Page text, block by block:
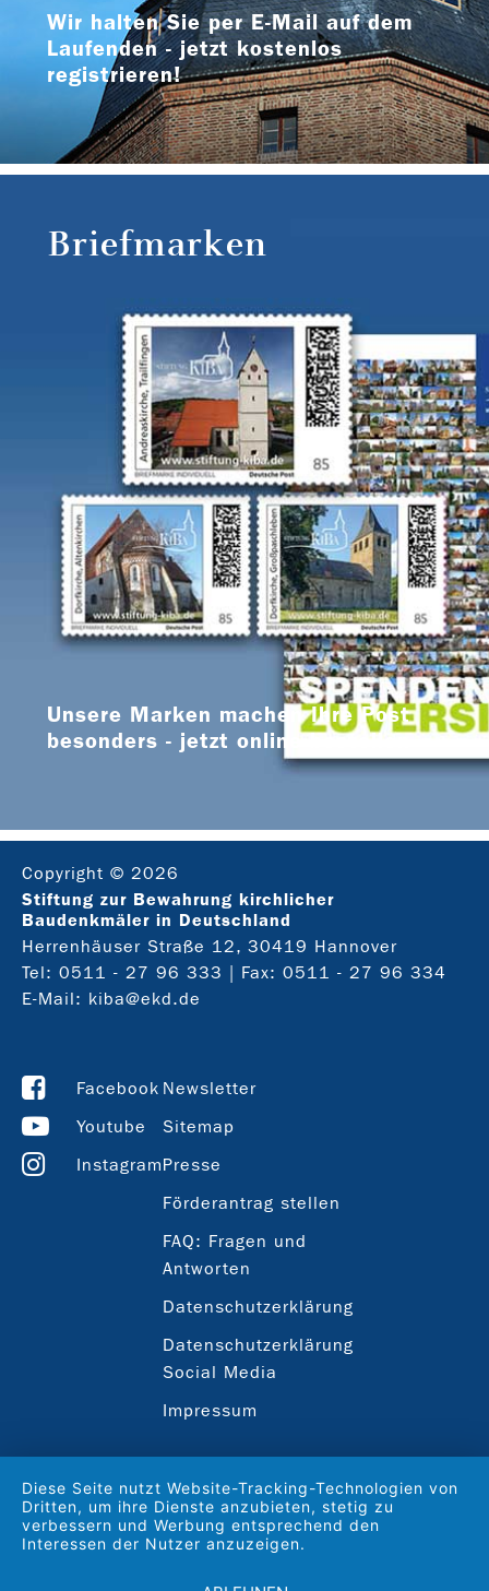
Wir halten Sie per E-Mail auf dem
Laufenden - jetzt kostenlos
registrieren!
Briefmarken
Unsere Marken machen Ihre Post
besonders - jetzt online bestellen
Copyright © 2026
Stiftung zur Bewahrung kirchlicher
Baudenkmäler in Deutschland
Herrenhäuser Straße 12, 30419 Hannover
Tel: 0511 - 27 96 333
| Fax: 0511 - 27 96 334
E-Mail: kiba@ekd.de
Facebook
Youtube
Instagram
Newsletter
Sitemap
Presse
Förderantrag stellen
FAQ: Fragen und
Antworten
Datenschutzerklärung
Datenschutzerklärung
Social Media
Impressum
Diese Seite nutzt Website-Tracking-Technologien von
Dritten, um ihre Dienste anzubieten, stetig zu
verbessern und Werbung entsprechend den
Interessen der Nutzer anzuzeigen.